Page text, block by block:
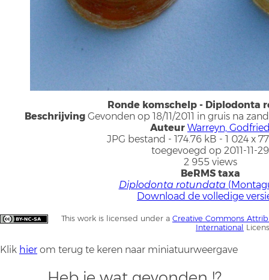
Ronde komschelp - Diplodonta
Beschrijving Gevonden op 18/11/2011 in gruis na
Auteur Warreyn,
JPG bestand - 174.76 kB - 1 024 x
toegevoegd op 2011-11-29
2 955 views
BeRMS taxa
Diplodonta rotundata
Download de volledige
This work is licensed under a Creative Commons
International
Klik hier om terug te keren naar miniatuurweergave